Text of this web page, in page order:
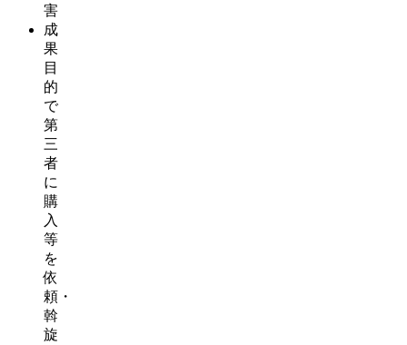
害
成
果
目
的
で
第
三
者
に
購
入
等
を
依
頼・
斡
旋